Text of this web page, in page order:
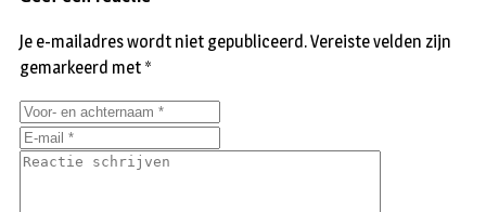
Je e-mailadres wordt niet gepubliceerd.Vereiste velden zijn
gemarkeerd met *